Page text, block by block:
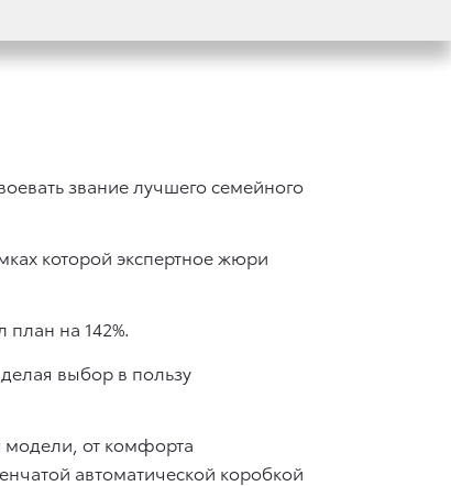
звание лучшего семейного
которой экспертное жюри
на 142%.
выбор в пользу
модели, от комфорта
автоматической коробкой